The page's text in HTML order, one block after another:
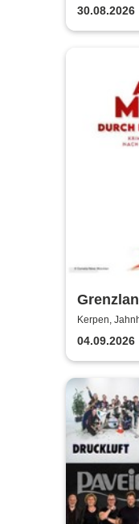
30.08.2026
Morden
Kerpen,
04.09.2026